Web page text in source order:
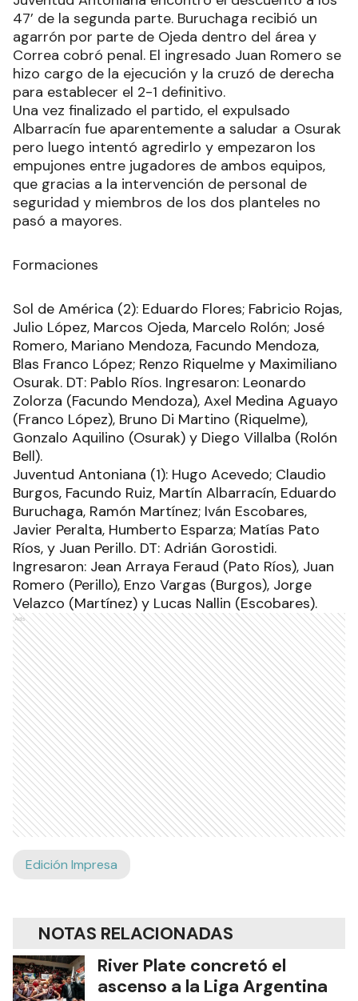
47’ de la segunda parte. Buruchaga recibió un
agarrón por parte de Ojeda dentro del área y
Correa cobró penal. El ingresado Juan Romero se
hizo cargo de la ejecución y la cruzó de derecha
para establecer el 2-1 definitivo.
Una vez finalizado el partido, el expulsado
Albarracín fue aparentemente a saludar a Osurak
pero luego intentó agredirlo y empezaron los
empujones entre jugadores de ambos equipos,
que gracias a la intervención de personal de
seguridad y miembros de los dos planteles no
pasó a mayores.
Formaciones
Sol de América (2): Eduardo Flores; Fabricio Rojas,
Julio López, Marcos Ojeda, Marcelo Rolón; José
Romero, Mariano Mendoza, Facundo Mendoza,
Blas Franco López; Renzo Riquelme y Maximiliano
Osurak. DT: Pablo Ríos. Ingresaron: Leonardo
Zolorza (Facundo Mendoza), Axel Medina Aguayo
(Franco López), Bruno Di Martino (Riquelme),
Gonzalo Aquilino (Osurak) y Diego Villalba (Rolón
Bell).
Juventud Antoniana (1): Hugo Acevedo; Claudio
Burgos, Facundo Ruiz, Martín Albarracín, Eduardo
Buruchaga, Ramón Martínez; Iván Escobares,
Javier Peralta, Humberto Esparza; Matías Pato
Ríos, y Juan Perillo. DT: Adrián Gorostidi.
Ingresaron: Jean Arraya Feraud (Pato Ríos), Juan
Romero (Perillo), Enzo Vargas (Burgos), Jorge
Velazco (Martínez) y Lucas Nallin (Escobares).
Ads
Edición Impresa
NOTAS RELACIONADAS
River Plate concretó el
ascenso a la Liga Argentina